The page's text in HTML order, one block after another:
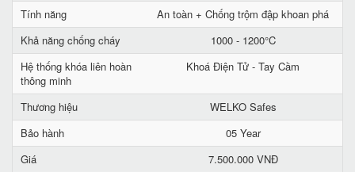
Tính năng
An toàn + Chống trộm đập khoan phá
Khả năng chống cháy
1000 - 1200°C
Hệ thống khóa liên hoàn
thông minh
Khoá Điện Tử - Tay Cầm
Thương hiệu
WELKO Safes
Bảo hành
05 Year
Giá
7.500.000 VNĐ